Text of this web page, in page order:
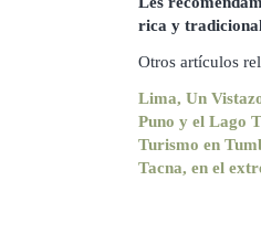
rica y
Otros artículos
Lima, Un
Puno y el Lago
Turismo en
Tacna, en el